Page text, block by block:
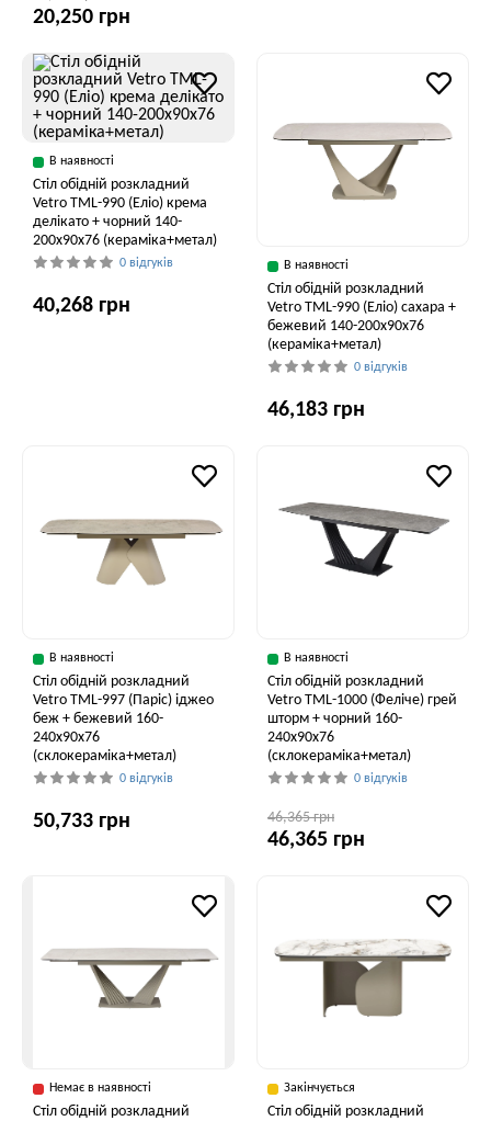
20,250 грн
В наявності
Стіл обідній розкладний
Vetro TML-990 (Еліо) крема
делікато + чорний 140-
200x90x76 (кераміка+метал)
0 відгуків
40,268 грн
В наявності
Стіл обідній розкладний
Vetro ТМL-990 (Еліо) сахара +
бежевий 140-200x90x76
(кераміка+метал)
0 відгуків
46,183 грн
В наявності
Стіл обідній розкладний
Vetro ТМL-997 (Паріс) іджео
беж + бежевий 160-
240x90x76
(склокераміка+метал)
0 відгуків
50,733 грн
В наявності
Стіл обідній розкладний
Vetro ТМL-1000 (Феліче) грей
шторм + чорний 160-
240x90x76
(склокераміка+метал)
0 відгуків
46,365 грн
46,365 грн
Немає в наявності
Стіл обідній розкладний
Закінчується
Стіл обідній розкладний